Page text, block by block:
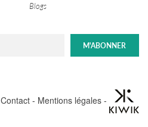
Blogs
Contact - Mentions légales -